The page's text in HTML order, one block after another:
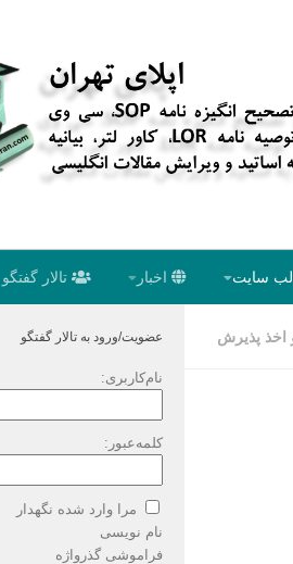
سایت اخبار تالار گفتگو
اخذ پذیرش عضویت/ورود به تالار گفتگو
نام‌کاربری:
کلمه‌عبور:
مرا وارد شده نگهدار
نام نویسی
فراموشی گذرواژه